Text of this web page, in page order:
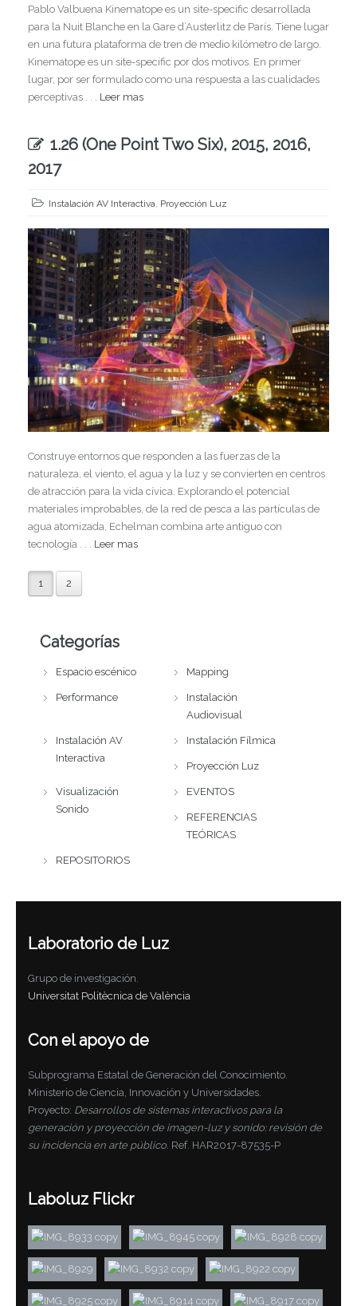
Pablo Valbuena Kinematope es un site-specific desarrollada
para la Nuit Blanche en la Gare d’Austerlitz de París. Tiene lugar
en una futura plataforma de tren de medio kilómetro de largo.
Kinematope es un site-specific por dos motivos. En primer
lugar, por ser formulado como una respuesta a las cualidades
perceptivas . . . Leer mas
1.26 (One Point Two Six), 2015, 2016,
2017
Instalación AV Interactiva, Proyección Luz
Construye entornos que responden a las fuerzas de la
naturaleza, el viento, el agua y la luz y se convierten en centros
de atracción para la vida cívica. Explorando el potencial
materiales improbables, de la red de pesca a las partículas de
agua atomizada, Echelman combina arte antiguo con
tecnología . . . Leer mas
1 2
Categorías
Espacio escénico Mapping
Performance
Instalación
Audiovisual
Instalación AV
Interactiva
Instalación Fílmica
Proyección Luz
Visualización
Sonido
EVENTOS
REFERENCIAS
TEÓRICAS
REPOSITORIOS
Laboratorio de Luz
Grupo de investigación.
Universitat Politècnica de València
Con el apoyo de
Subprograma Estatal de Generación del Conocimiento.
Ministerio de Ciencia, Innovación y Universidades.
Proyecto: Desarrollos de sistemas interactivos para la
generación y proyección de imagen-luz y sonido: revisión de
su incidencia en arte público . Ref. HAR2017-87535-P
Laboluz Flickr